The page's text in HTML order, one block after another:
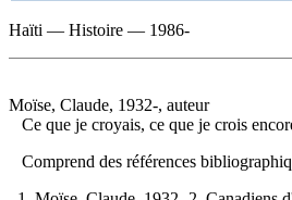
Haïti — Histoire — 1986-
Moïse, Claude, 1932-, auteur
Ce que je croyais, ce que je crois
Comprend des références